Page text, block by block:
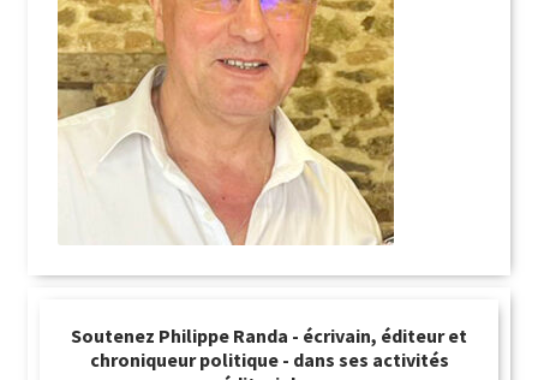
Soutenez Philippe Randa - écrivain, éditeur et
chroniqueur politique - dans ses activités